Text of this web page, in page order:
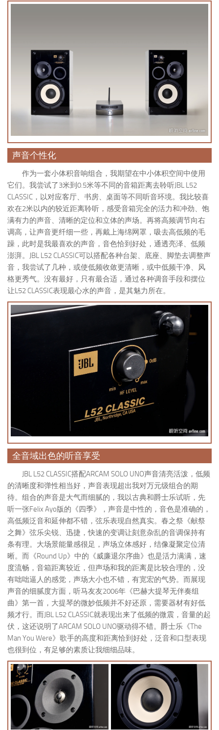
声音个性化
作为一套小体积音响组合，我期望在中小体积空间中使用
它们。我尝试了3米到0.5米等不同的音箱距离去聆听JBL L52
CLASSIC，以对应客厅、书房、桌面等不同听音环境。我比较喜
欢在2米以内的较近距离聆听，感受音箱完全的活力和冲劲、饱
满有力的声音、清晰的定位和立体的声场。再将高频调节向右
调高，让声音更纤细一些，再戴上海绵网罩，吸去高低频的毛
躁，此时是我最喜欢的声音，音色恰到好处，通透亮泽、低频
澎湃。JBL L52 CLASSIC可以搭配各种台架、底座、脚垫去调整声
音，我尝试了几种，或使低频收敛更清晰，或中低频干净、风
格更秀气。没有最好，只有最合适，通过各种调音手段和摆位
让L52 CLASSIC表现最心水的声音，是其魅力所在。
全音域出色的听音享受
JBL L52 CLASSIC搭配ARCAM SOLO UNO声音清亮活泼，低频
的清晰度和弹性相当好，声音表现超出我对万元级组合的期
待。组合的声音是大气而细腻的，我以古典和爵士乐试听，先
听一张Felix Ayo版的《四季》，声音是中性的，音色是准确的，
高低频泛音和延伸都不错，弦乐表现自然真实。春之祭《献祭
之舞》弦乐尖锐、迅捷，快速的变调让刻意杂乱的音调保持有
条有理。大场景能量感很足，声场立体感好，结像凝聚定位清
晰。而《Round Up》中的《威廉退尔序曲》也是活力满满，速
度流畅，音箱距离较近，但声场和我的距离是比较合理的，没
有咄咄逼人的感觉，声场大小也不错，有宽宏的气势。而展现
声音的细腻度方面，听马友友2006年《巴赫大提琴无伴奏组
曲》第一首，大提琴的微妙低频并不好还原，需要器材有好低
频才行。而JBL L52 CLASSIC就表现出来了低频的微震，音量的起
伏，这还说明了ARCAM SOLO UNO驱动得不错。爵士乐《The
Man You Were》歌手的高度和距离恰到好处，泛音和口型表现
也很到位，有足够的素质让我细细品味。